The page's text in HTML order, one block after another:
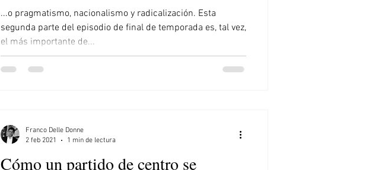
...o pragmatismo, nacionalismo y radicalización. Esta
segunda parte del episodio de final de temporada es, tal vez,
el más importante de...
Cómo un partido de centro se
Franco Delle Donne
2 feb 2021
1 min de lectura